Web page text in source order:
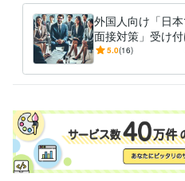
ビジネス・クリエイティブツール
WordPress:3年Excel:20年Google
Google ドキュメント:2年
学歴
青山学院大学 2009年3月 ~ 2013
外国人向け「日本
面接対策」受け
本の就職・面接
5.0(16)